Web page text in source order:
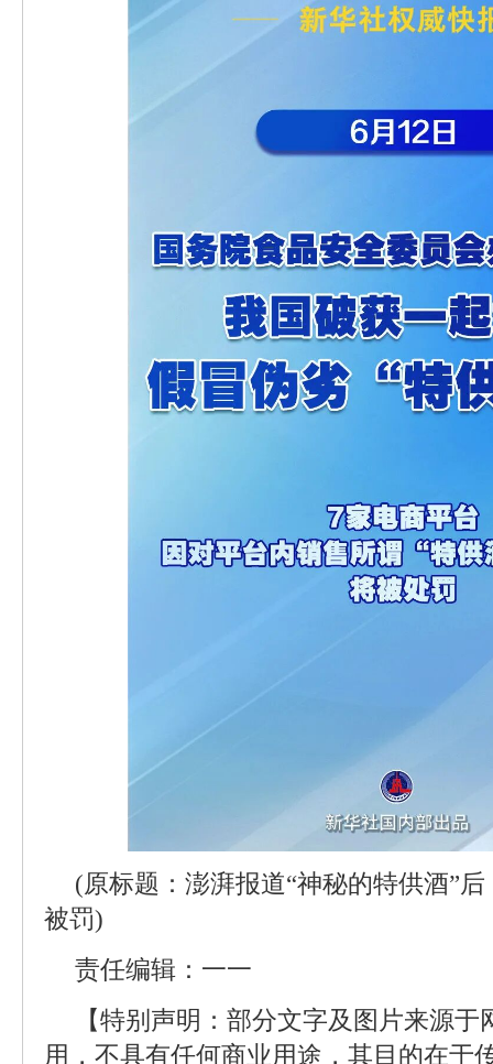
(原标题：澎湃报道“神秘的特供酒”
被罚)
责任编辑：一一
【特别声明：部分文字及图片来源
用，不具有任何商业用途，其目的在于